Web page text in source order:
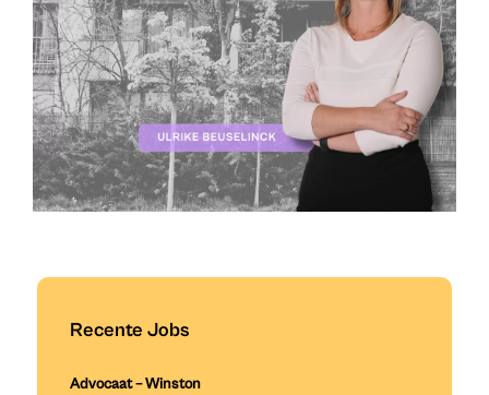
Recente Jobs
Advocaat – Winston